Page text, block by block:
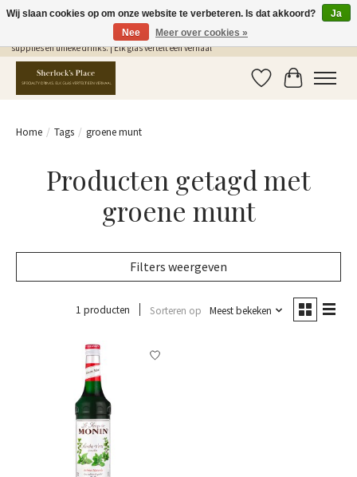
Gratis Verzending in NL vanaf €75,- | Sherlocks Place: dé plek voor MONIN siropen, bar
supplies en unieke drinks. | Elk glas vertelt een verhaal
Verlanglijst
Home / Tags / groene munt
Producten getagd met
groene munt
Filters weergeven
1 producten Sorteren op Meest bekeken
Wij slaan cookies op om onze website te verbeteren. Is dat akkoord?
Ja
Nee
Meer over cookies »